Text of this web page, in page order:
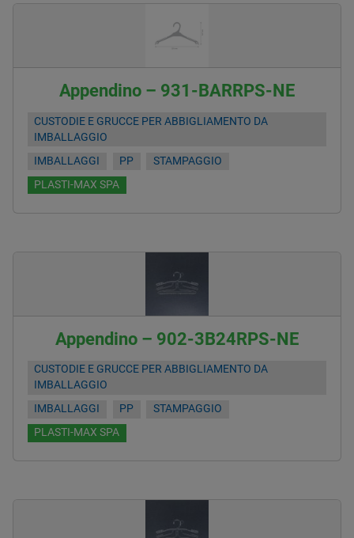
Appendino – 931-BARRPS-NE
CUSTODIE E GRUCCE PER ABBIGLIAMENTO DA
IMBALLAGGIO
IMBALLAGGI
PP
STAMPAGGIO
PLASTI-MAX SPA
Appendino – 902-3B24RPS-NE
CUSTODIE E GRUCCE PER ABBIGLIAMENTO DA
IMBALLAGGIO
IMBALLAGGI
PP
STAMPAGGIO
PLASTI-MAX SPA